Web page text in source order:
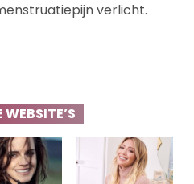
verlicht.
WEBSITE’S